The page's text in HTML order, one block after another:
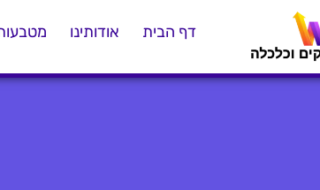
דף הבית אודותינו